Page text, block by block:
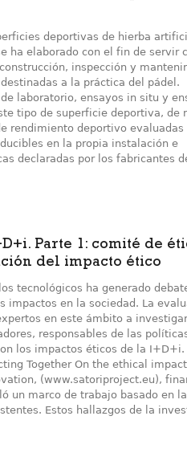
deportivas de hierba
ha elaborado con el fin de servir
inspección y
a la práctica del pádel.
laboratorio, ensayos in situ y
tipo de superficie deportiva, de
rendimiento deportivo evaluadas
en la propia instalación e
declaradas por los fabricantes
Parte 1: comité de
del impacto ético
tecnológicos ha generado
impactos en la sociedad. La
en este ámbito a
responsables de las
los impactos éticos de la
Together On the ethical impact
(www.satoriproject.eu),
un marco de trabajo basado en la
Estos hallazgos de la